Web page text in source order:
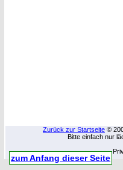
Zurück zur Startseite ©
Bitte einfach nur
zum Anfang dieser Seite